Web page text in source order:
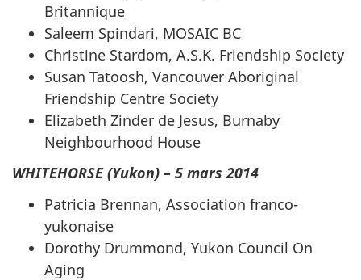
Britannique
Saleem Spindari, MOSAIC BC
Christine Stardom, A.S.K. Friendship Society
Susan Tatoosh, Vancouver Aboriginal
Friendship Centre Society
Elizabeth Zinder de Jesus, Burnaby
Neighbourhood House
WHITEHORSE (Yukon) – 5 mars 2014
Patricia Brennan, Association franco-
yukonaise
Dorothy Drummond, Yukon Council On
Aging